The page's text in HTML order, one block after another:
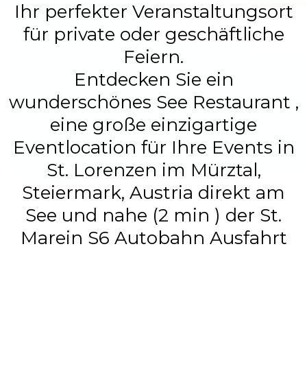
Ihr perfekter Veranstaltungsort
für private oder geschäftliche
Feiern.
Entdecken Sie ein
wunderschönes See Restaurant ,
eine große einzigartige
Eventlocation für Ihre Events in
St. Lorenzen im Mürztal,
Steiermark, Austria direkt am
See und nahe (2 min ) der St.
Marein S6 Autobahn Ausfahrt